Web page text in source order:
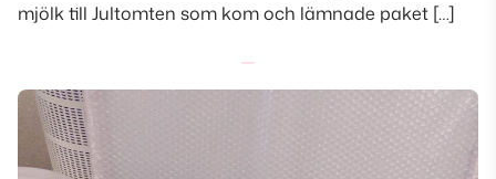
mjölk till Jultomten som kom och lämnade paket […]